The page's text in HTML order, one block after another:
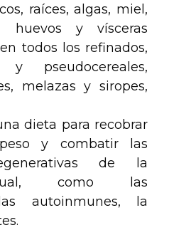
raíces, algas, miel,
huevos y vísceras
todos los refinados,
y pseudocereales,
melazas y siropes,
dieta para recobrar
y combatir las
de la
como las
autoinmunes, la